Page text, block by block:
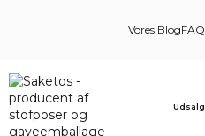
Vores BlogFAQ
Udsalg